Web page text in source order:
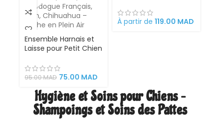
Ensemble Harnais et
Laisse pour Petit Chien
Respirant pour Chiot,
Chat, Bouledogue
Chihuahua – Marche
en Plein Air
95.00MAD 75.00 MAD
Protection des oreilles
et de la barbe
À partir de 119.00 MAD
Hygiène et Soins pour Chiens –
Shampoings et Soins des Pattes